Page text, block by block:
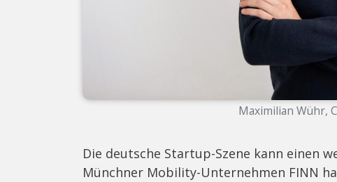
Maximilian Wühr,
Die deutsche Startup-Szene kann einen
Münchner Mobility-Unternehmen FINN